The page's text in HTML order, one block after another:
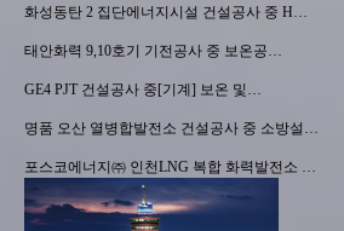
화성동탄 2 집단에너지시설 건설공사 중 H…
태안화력 9,10호기 기전공사 중 보온공…
GE4 PJT 건설공사 중[기계] 보온 및…
명품 오산 열병합발전소 건설공사 중 소방설…
포스코에너지㈜ 인천LNG 복합 화력발전소 …